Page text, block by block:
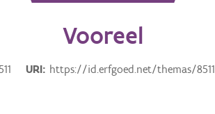
Vooreel
URI https://id.erfgoed.net/themas/8511